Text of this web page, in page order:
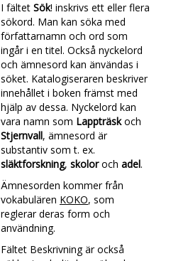
I fältet Sök! inskrivs ett eller flera
sökord. Man kan söka med
författarnamn och ord som
ingår i en titel. Också nyckelord
och ämnesord kan änvändas i
söket. Katalogiseraren beskriver
innehållet i boken främst med
hjälp av dessa. Nyckelord kan
vara namn som Lappträskoch
Stjernvall, ämnesord är
substantiv som t. ex.
släktforskning, skoloroch adel.
Ämnesorden kommer från
vokabulären KOKO, som
reglerar deras form och
användning.
Fältet Beskrivning är också